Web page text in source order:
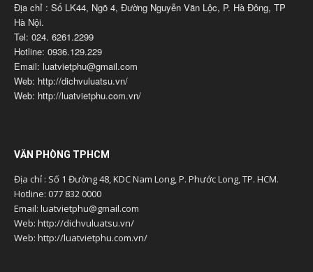
Địa chỉ : Số LK44, Ngõ 4, Đường Nguyễn Văn Lộc, P. Hà Đông, TP
Hà Nội.
Tel: 024. 6261.2299
Hotline: 0936.129.229
Email: luatvietphu@gmail.com
Web: http://dichvuluatsu.vn/
Web: http://luatvietphu.com.vn/
VĂN PHÒNG TPHCM
Địa chỉ : Số 1 Đường 48, KDC Nam Long, P. Phước Long, TP. HCM.
Hotline: 077 832 0000
Email: luatvietphu@gmail.com
Web: http://dichvuluatsu.vn/
Web: http://luatvietphu.com.vn/